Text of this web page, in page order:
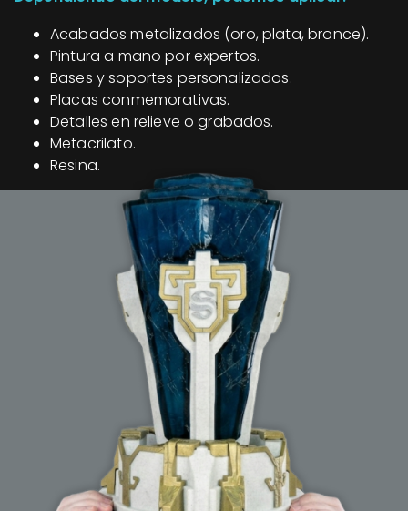
Acabados metalizados (oro, plata, bronce).
Pintura a mano por expertos.
Bases y soportes personalizados.
Placas conmemorativas.
Detalles en relieve o grabados.
Metacrilato.
Resina.